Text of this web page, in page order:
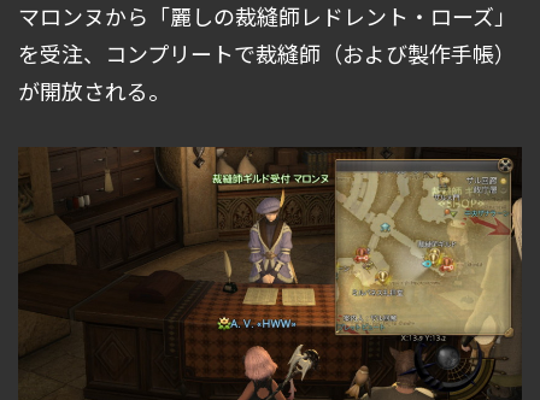
マロンヌから「麗しの裁縫師レドレント・ローズ」
を受注、コンプリートで裁縫師（および製作手帳）
が開放される。